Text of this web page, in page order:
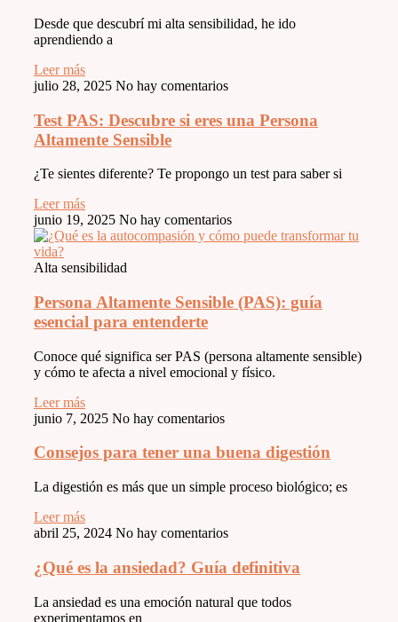
Desde que descubrí mi alta sensibilidad, he ido
aprendiendo a
Leer más
julio 28, 2025 No hay comentarios
Test PAS: Descubre si eres una Persona
Altamente Sensible
¿Te sientes diferente? Te propongo un test para saber si
Leer más
junio 19, 2025 No hay comentarios
Alta sensibilidad
Persona Altamente Sensible (PAS): guía
esencial para entenderte
Conoce qué significa ser PAS (persona altamente sensible)
y cómo te afecta a nivel emocional y físico.
Leer más
junio 7, 2025 No hay comentarios
Consejos para tener una buena digestión
La digestión es más que un simple proceso biológico; es
Leer más
abril 25, 2024 No hay comentarios
¿Qué es la ansiedad? Guía definitiva
La ansiedad es una emoción natural que todos
experimentamos en